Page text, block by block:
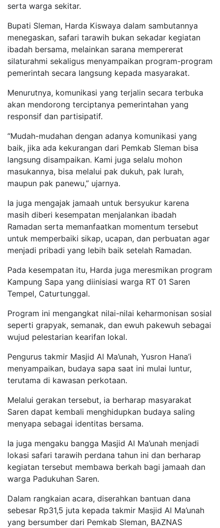
serta warga sekitar.
Bupati Sleman, Harda Kiswaya dalam sambutannya
menegaskan, safari tarawih bukan sekadar kegiatan
ibadah bersama, melainkan sarana mempererat
silaturahmi sekaligus menyampaikan program-program
pemerintah secara langsung kepada masyarakat.
Menurutnya, komunikasi yang terjalin secara terbuka
akan mendorong terciptanya pemerintahan yang
responsif dan partisipatif.
“Mudah-mudahan dengan adanya komunikasi yang
baik, jika ada kekurangan dari Pemkab Sleman bisa
langsung disampaikan. Kami juga selalu mohon
masukannya, bisa melalui pak dukuh, pak lurah,
maupun pak panewu,” ujarnya.
Ia juga mengajak jamaah untuk bersyukur karena
masih diberi kesempatan menjalankan ibadah
Ramadan serta memanfaatkan momentum tersebut
untuk memperbaiki sikap, ucapan, dan perbuatan agar
menjadi pribadi yang lebih baik setelah Ramadan.
Pada kesempatan itu, Harda juga meresmikan program
Kampung Sapa yang diinisiasi warga RT 01 Saren
Tempel, Caturtunggal.
Program ini mengangkat nilai-nilai keharmonisan sosial
seperti grapyak, semanak, dan ewuh pakewuh sebagai
wujud pelestarian kearifan lokal.
Pengurus takmir Masjid Al Ma’unah, Yusron Hana’i
menyampaikan, budaya sapa saat ini mulai luntur,
terutama di kawasan perkotaan.
Melalui gerakan tersebut, ia berharap masyarakat
Saren dapat kembali menghidupkan budaya saling
menyapa sebagai identitas bersama.
Ia juga mengaku bangga Masjid Al Ma’unah menjadi
lokasi safari tarawih perdana tahun ini dan berharap
kegiatan tersebut membawa berkah bagi jamaah dan
warga Padukuhan Saren.
Dalam rangkaian acara, diserahkan bantuan dana
sebesar Rp31,5 juta kepada takmir Masjid Al Ma’unah
yang bersumber dari Pemkab Sleman, BAZNAS